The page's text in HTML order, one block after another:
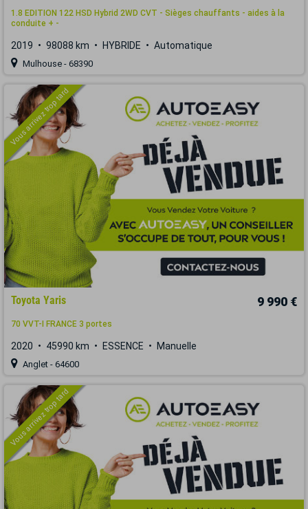
1.8 EDITION 122 HSD Hybrid 2WD CVT - Sièges chauffants - aides à la
conduite + -
2019 98088 km HYBRIDE Automatique
Mulhouse - 68390
Vous arrivez trop tard
Toyota Yaris 9 990 €
70 VVT-I FRANCE 3 portes
2020 45990 km ESSENCE Manuelle
Anglet - 64600
Vous arrivez trop tard